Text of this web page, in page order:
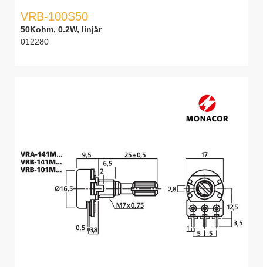
VRB-100S50
50Kohm, 0.2W, linjär
012280